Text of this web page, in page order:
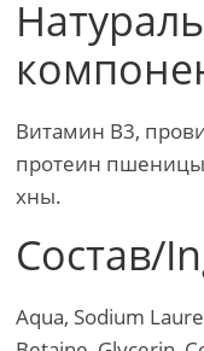
Витамин В3,
протеин пшеницы,
хны.
Состав/
Aqua, Sodium